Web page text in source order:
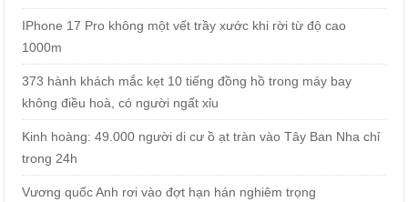
IPhone 17 Pro không một vết trầy xước khi rời từ độ cao
1000m
373 hành khách mắc kẹt 10 tiếng đồng hồ trong máy bay
không điều hoà, có người ngất xỉu
Kinh hoàng: 49.000 người di cư ồ ạt tràn vào Tây Ban Nha chỉ
trong 24h
Vương quốc Anh rơi vào đợt hạn hán nghiêm trọng